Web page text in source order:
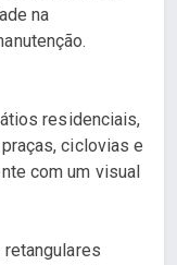
na
residenciais,
ciclovias e
com um visual